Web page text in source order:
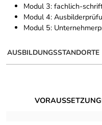
Modul 3: fachlich-
Modul 4:
Modul 5:
AUSBILDUNGSSTANDORTE